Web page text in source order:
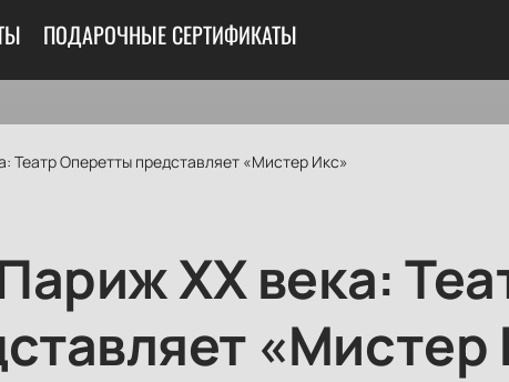
ПОДАРОЧНЫЕ СЕРТИФИКАТЫ
Театр Оперетты представляет «Мистер Икс»
XX века:
«Мистер